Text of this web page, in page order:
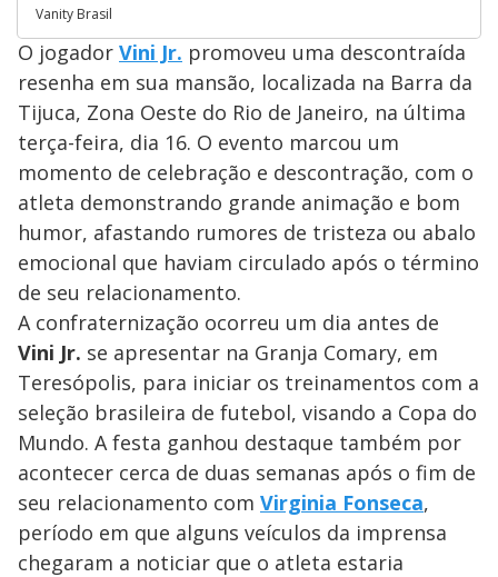
Vanity Brasil
O jogador Vini Jr. promoveu uma descontraída
resenha em sua mansão, localizada na Barra da
Tijuca, Zona Oeste do Rio de Janeiro, na última
terça-feira, dia 16. O evento marcou um
momento de celebração e descontração, com o
atleta demonstrando grande animação e bom
humor, afastando rumores de tristeza ou abalo
emocional que haviam circulado após o término
de seu relacionamento.
A confraternização ocorreu um dia antes de
Vini Jr. se apresentar na Granja Comary, em
Teresópolis, para iniciar os treinamentos com a
seleção brasileira de futebol, visando a Copa do
Mundo. A festa ganhou destaque também por
acontecer cerca de duas semanas após o fim de
seu relacionamento com Virginia Fonseca,
período em que alguns veículos da imprensa
chegaram a noticiar que o atleta estaria